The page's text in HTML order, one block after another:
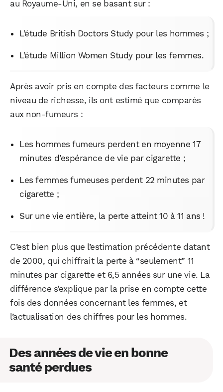
au Royaume-Uni, en se basant sur :
L’étude British Doctors Study pour les hommes ;
L’étude Million Women Study pour les femmes.
Après avoir pris en compte des facteurs comme le
niveau de richesse, ils ont estimé que comparés
aux non-fumeurs :
Les hommes fumeurs perdent en moyenne 17
minutes d’espérance de vie par cigarette ;
Les femmes fumeuses perdent 22 minutes par
cigarette ;
Sur une vie entière, la perte atteint 10 à 11 ans !
C’est bien plus que l’estimation précédente datant
de 2000, qui chiffrait la perte à “seulement” 11
minutes par cigarette et 6,5 années sur une vie. La
différence s’explique par la prise en compte cette
fois des données concernant les femmes, et
l’actualisation des chiffres pour les hommes.
Des années de vie en bonne
santé perdues